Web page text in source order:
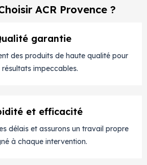
ACR Provence ?
garantie
des produits de haute qualité pour
résultats impeccables.
et efficacité
délais et assurons un travail propre
à chaque intervention.